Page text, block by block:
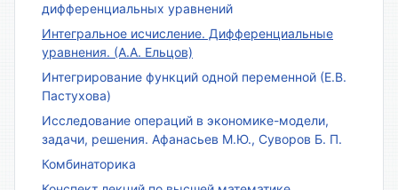
дифференциальных уравнений
Интегральное исчисление. Дифференциальные
уравнения. (А.А. Ельцов)
Интегрирование функций одной переменной (Е.В.
Пастухова)
Исследование операций в экономике-модели,
задачи, решения. Афанасьев М.Ю., Суворов Б. П.
Комбинаторика